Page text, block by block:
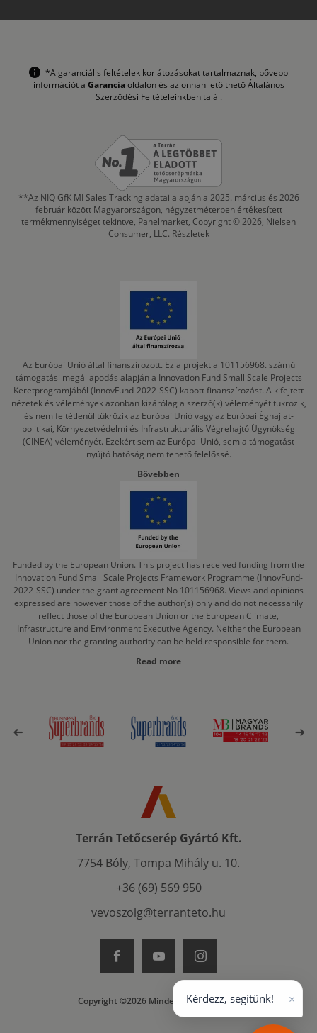
*A garanciális feltételek korlátozásokat tartalmaznak, bővebb
információt a Garanciaoldalon és az onnan letölthető Általános
Szerződési Feltételeinkben talál.
**Az NIQ GfK MI Sales Tracking adatai alapján a 2025. március és 2026
február között Magyarországon, négyzetméterben értékesített
termékmennyiséget tekintve, Panelmarket, Copyright © 2026, Nielsen
Consumer, LLC. Részletek
Az Európai Unió által finanszírozott. Ez a projekt a 101156968. számú
támogatási megállapodás alapján a Innovation Fund Small Scale Projects
Keretprogramjából (InnovFund-2022-SSC) kapott finanszírozást. A kifejtett
nézetek és vélemények azonban kizárólag a szerző(k) véleményét tükrözik,
és nem feltétlenül tükrözik az Európai Unió vagy az Európai Éghajlat-
politikai, Környezetvédelmi és Infrastrukturális Végrehajtó Ügynökség
(CINEA) véleményét. Ezekért sem az Európai Unió, sem a támogatást
nyújtó hatóság nem tehető felelőssé.
Bővebben
Funded by the European Union. This project has received funding from the
Innovation Fund Small Scale Projects Framework Programme (InnovFund-
2022-SSC) under the grant agreement No 101156968. Views and opinions
expressed are however those of the author(s) only and do not necessarily
reflect those of the European Union or the European Climate,
Infrastructure and Environment Executive Agency. Neither the European
Union nor the granting authority can be held responsible for them.
Read more
Terrán Tetőcserép Gyártó Kft.
7754 Bóly, Tompa Mihály u. 10.
+36 (69) 569 950
vevoszolg@terranteto.hu
Copyright ©2026 Minden jog fenntartva
Kérdezz, segítünk! ×